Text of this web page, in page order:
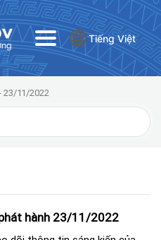
Tiếng Việt
23/11/2022
hành 23/11/2022